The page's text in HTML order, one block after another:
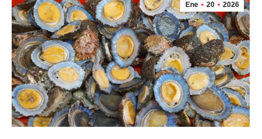
Ene 20 2026